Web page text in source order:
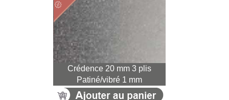
Crédence 20 mm 3 plis
Patiné/vibré 1 mm